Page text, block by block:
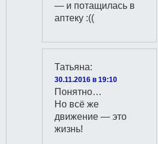
— и потащилась в
аптеку :((
Татьяна:
30.11.2016 в 19:10
Понятно…
Но всё же
движение — это
жизнь!